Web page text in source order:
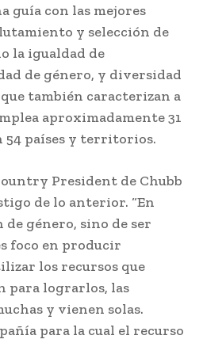
guía con las mejores
y selección de
la igualdad de
de género, y diversidad
también caracterizan a
aproximadamente 31
54 países y territorios.
President de Chubb
de lo anterior. “En
de género, sino de ser
foco en producir
los recursos que
para lograrlos, las
y vienen solas.
para la cual el recurso